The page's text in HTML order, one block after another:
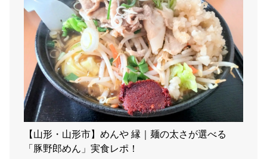
【山形・山形市】めんや 縁｜麺の太さが選べる
「豚野郎めん」実食レポ！